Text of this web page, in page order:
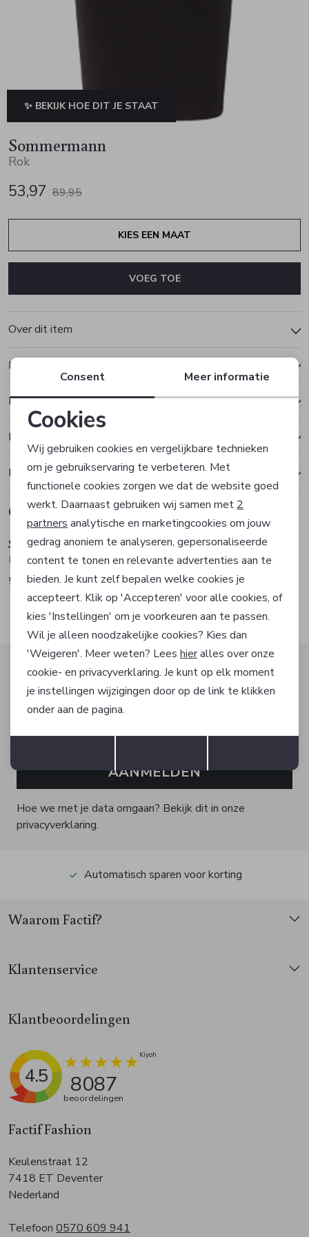
Truien en vesten
T-shirts en polos
Truien en vesten
✨ BEKIJK HOE DIT JE STAAT
Sommermann
Rok
53,97 89,95
KIES EEN MAAT
VOEG TOE
Over dit item
Kenmerken
Betalen
Bezorgen of ophalen
Ruilen en retourneren
Gerelateerde producten
Sommermann
Rok
59,97 99,95
Altijd als eerste op de hoogte zijn?
Schrijf je in voor onze nieuwsbrief en ontvang dan ook
gelijk €5,- korting!
AANMELDEN
Hoe we met je data omgaan? Bekijk dit in onze
privacyverklaring.
Automatisch sparen voor korting
Factif Fashion
Keulenstraat 12
7418 ET Deventer
Nederland
Telefoon 0570 609 941
Waarom Factif?
Klantenservice
Klantbeoordelingen
4.5 8087
beoordelingen
Personalisatie cookies
Analytische cookies
Marketing cookies
Terug Opslaan
Consent Meer informatie
Cookies
Wij gebruiken cookies en vergelijkbare technieken
om je gebruikservaring te verbeteren. Met
functionele cookies zorgen we dat de website goed
werkt. Daarnaast gebruiken wij samen met 2
partners analytische en marketingcookies om jouw
gedrag anoniem te analyseren, gepersonaliseerde
content te tonen en relevante advertenties aan te
bieden. Je kunt zelf bepalen welke cookies je
accepteert. Klik op 'Accepteren' voor alle cookies, of
kies 'Instellingen' om je voorkeuren aan te passen.
Wil je alleen noodzakelijke cookies? Kies dan
'Weigeren'. Meer weten? Lees hieralles over onze
cookie- en privacyverklaring. Je kunt op elk moment
je instellingen wijzigingen door op de link te klikken
onder aan de pagina.